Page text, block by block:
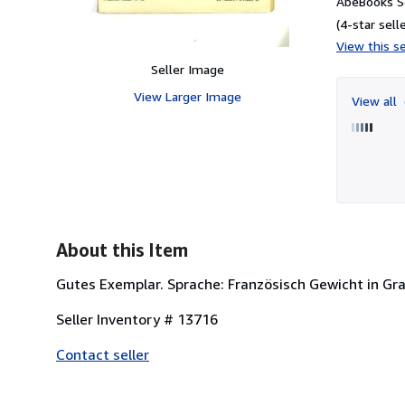
Seller Image
View Larger Image
(4-star
View this
View all
About this Item
Gutes Exemplar. Sprache: Französisch Gewicht in
Seller Inventory # 13716
Contact seller